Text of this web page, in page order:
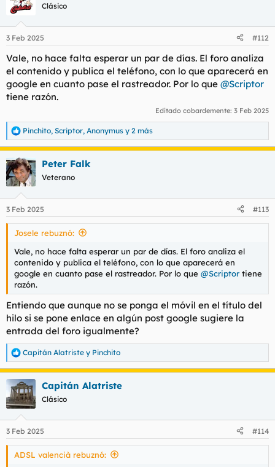
c
i
e
:
Clásico
3 Feb 2025 #112
Vale, no hace falta esperar un par de días. El foro analiza
el contenido y publica el teléfono, con lo que aparecerá en
google en cuanto pase el rastreador. Por lo que @Scriptor
tiene razón.
Editado cobardemente: 3 Feb 2025
R
e
c
c
i
e
s
Pinchito, Scriptor, Anonymus y 2 más
Peter Falk
Veterano
3 Feb 2025 #113
Josele rebuznó:
Vale, no hace falta esperar un par de días. El foro analiza el
contenido y publica el teléfono, con lo que aparecerá en
google en cuanto pase el rastreador. Por lo que @Scriptor tiene
razón.
Entiendo que aunque no se ponga el móvil en el título del
hilo si se pone enlace en algún post google sugiere la
entrada del foro igualmente?
R
e
c
c
i
e
s
Capitán Alatriste y Pinchito
Capitán Alatriste
Clásico
3 Feb 2025 #114
ADSL valencià rebuznó: